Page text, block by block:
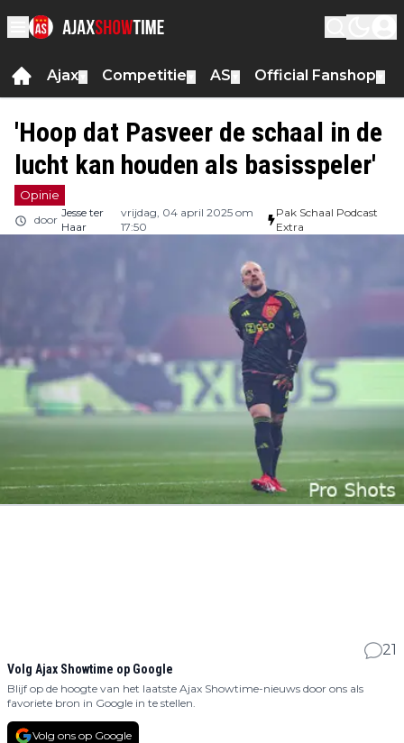
Ajax Competitie AS Official Fanshop
'Hoop dat Pasveer de schaal in de
lucht kan houden als basisspeler'
Opinie
door
Jesse ter
Haar
vrijdag, 04 april 2025 om
17:50
Pak Schaal Podcast
Extra
21
Volg Ajax Showtime op Google
Blijf op de hoogte van het laatste Ajax Showtime-nieuws door ons als
favoriete bron in Google in te stellen.
Volg ons op Google